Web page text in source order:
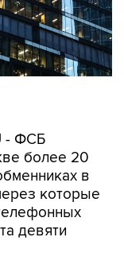
- ФСБ
более 20
в
которые
девяти